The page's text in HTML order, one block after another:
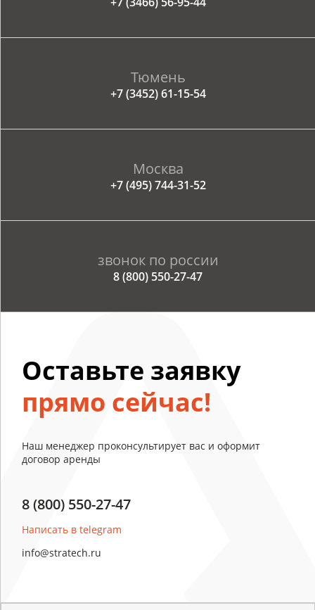
Тюмень
+7 (3452) 61-15-54
Москва
+7 (495) 744-31-52
звонок по россии
8 (800) 550-27-47
Оставьте заявку
прямо сейчас!
Наш менеджер проконсультирует вас и оформит
договор аренды
8 (800) 550-27-47
Написать в telegram
info@stratech.ru